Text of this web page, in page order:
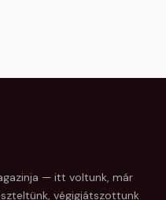
— itt voltunk, már
végigjátszottunk